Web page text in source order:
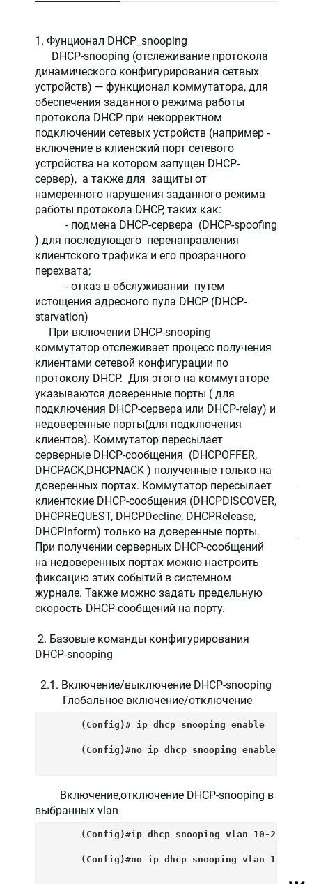
1. Фунционал DHCP_snooping
DHCP-snooping (отслеживание протокола
динамического конфигурирования сетвых
устройств) — функционал коммутатора, для
обеспечения заданного режима работы
протокола DHCP при некорректном
подключении сетевых устройств (например -
включение в клиенский порт сетевого
устройства на котором запущен DHCP-
сервер), а также для защиты от
намеренного нарушения заданного режима
работы протокола DHCP, таких как:
- подмена DHCP-сервера (DHCP-spoofing
) для последующего перенаправления
клиентского трафика и его прозрачного
перехвата;
- отказ в обслуживании путем
истощения адресного пула DHCP (DHCP-
starvation)
При включении DHCP-snooping
коммутатор отслеживает процесс получения
клиентами сетевой конфигурации по
протоколу DHCP. Для этого на коммутаторе
указываются доверенные порты ( для
подключения DHCP-сервера или DHCP-relay) и
недоверенные порты(для подключения
клиентов). Коммутатор пересылает
серверные DHCP-сообщения (DHCPOFFER,
DHCPACK,DHCPNACK ) полученные только на
доверенных портах. Коммутатор пересылает
клиентские DHCP-сообщения (DHCPDISCOVER,
DHCPREQUEST, DHCPDecline, DHCPRelease,
DHCPInform) только на доверенные порты.
При получении серверных DHCP-сообщений
на недоверенных портах можно настроить
фиксацию этих событий в системном
журнале. Также можно задать предельную
скорость DHCP-сообщений на порту.
2. Базовые команды конфигурирования
DHCP-snooping
2.1. Включение/выключение DHCP-snooping
Глобальное включение/отключение
(Config)# ip dhcp snooping enable
(Config)#no ip dhcp snooping enable
Включение,отключение DHCP-snooping в
выбранных vlan
(Config)#ip dhcp snooping vlan 10-20 # Данная
(Config)#no ip dhcp snooping vlan 10-20 #